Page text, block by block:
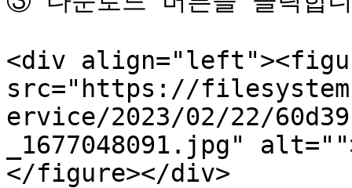
<div
src="https://
ervice/2023/02/22/
_1677048091.jpg"
</figure></div>